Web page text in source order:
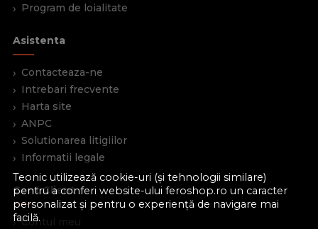
Teonic utilizează cookie-uri (și tehnologii similare)
pentru a conferi website-ului feroshop.ro un caracter
personalizat și pentru o experiență de navigare mai
facilă.
Program de loialitate
Asistenta
Contacteaza-ne
Intrebari frecvente
Harta site
ANPC
Solutionarea litigiilor
Informatii legale
Cont Client
Contul meu